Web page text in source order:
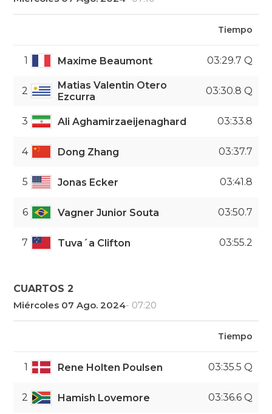
Tiempo
1 Maxime Beaumont 03:29.7 Q
2
Matias Valentin Otero
Ezcurra
03:30.8 Q
3 Ali Aghamirzaeijenaghard 03:33.8
4 Dong Zhang 03:37.7
5 Jonas Ecker 03:41.8
6 Vagner Junior Souta 03:50.7
7 Tuva´a Clifton 03:55.2
CUARTOS 2
Miércoles 07 Ago. 2024- 07:20
Tiempo
1 Rene Holten Poulsen 03:35.5 Q
2 Hamish Lovemore 03:36.6 Q